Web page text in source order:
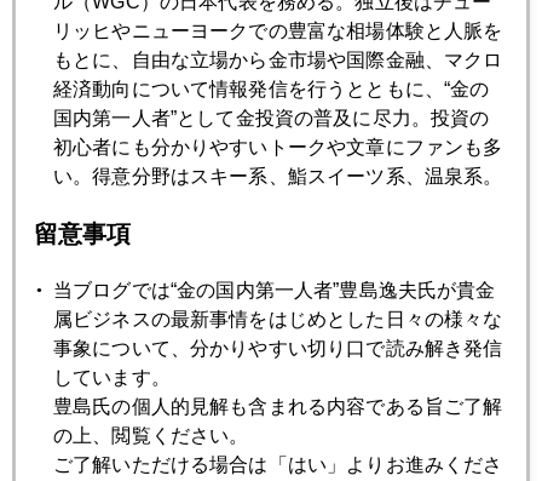
7月 8月 9月 10月 11月 12月
2020年02月28日
ＶＩＸ急騰、ＡＩは感染せず市場で暴走
2020年02月27日
2020年02月26日
コロナ世界不況の足音、金は調整入り
2020年02月25日
リッヒやニューヨークでの豊富な相場体験と人脈を
もとに、自由な立場から金市場や国際金融、マクロ
経済動向について情報発信を行うとともに、“金の
国内第一人者”として金投資の普及に尽力。投資の
初心者にも分かりやすいトークや文章にファンも多
い。得意分野はスキー系、鮨スイーツ系、温泉系。
留意事項
当ブログでは“金の国内第一人者”豊島逸夫氏が貴金
属ビジネスの最新事情をはじめとした日々の様々な
事象について、分かりやすい切り口で読み解き発信
しています。
豊島氏の個人的見解も含まれる内容である旨ご了解
の上、閲覧ください。
ご了解いただける場合は「はい」よりお進みくださ